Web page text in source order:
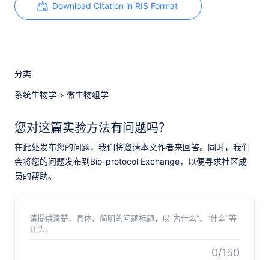
Download Citation in RIS Format
分类
系统生物学 > 微生物组学
您对这篇实验方法有问题吗？
在此处发布您的问题，我们将邀请本文作者来回答。同时，我们
会将您的问题发布到Bio-protocol Exchange，以便寻求社区成
员的帮助。
请提供清楚、具体、简明的问题标题，以“为什么”、“什么”等
开头。
0/150